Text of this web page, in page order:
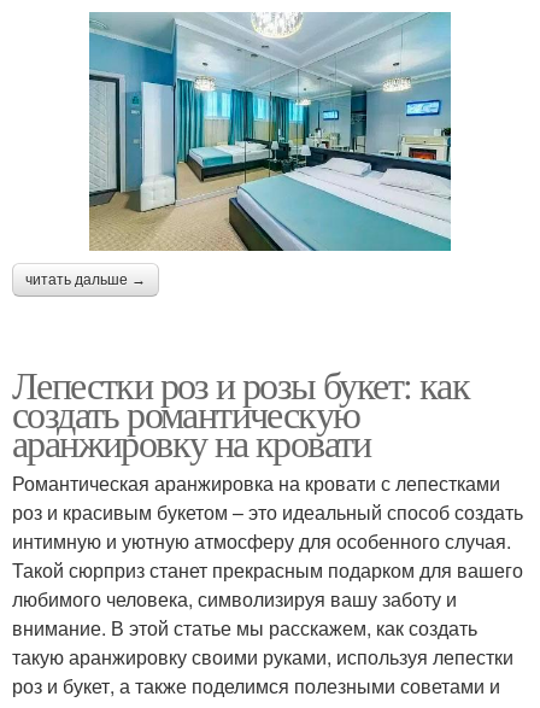
читать дальше →
Лепестки роз и розы букет: как
создать романтическую
аранжировку на кровати
Романтическая аранжировка на кровати с лепестками
роз и красивым букетом – это идеальный способ создать
интимную и уютную атмосферу для особенного случая.
Такой сюрприз станет прекрасным подарком для вашего
любимого человека, символизируя вашу заботу и
внимание. В этой статье мы расскажем, как создать
такую аранжировку своими руками, используя лепестки
роз и букет, а также поделимся полезными советами и